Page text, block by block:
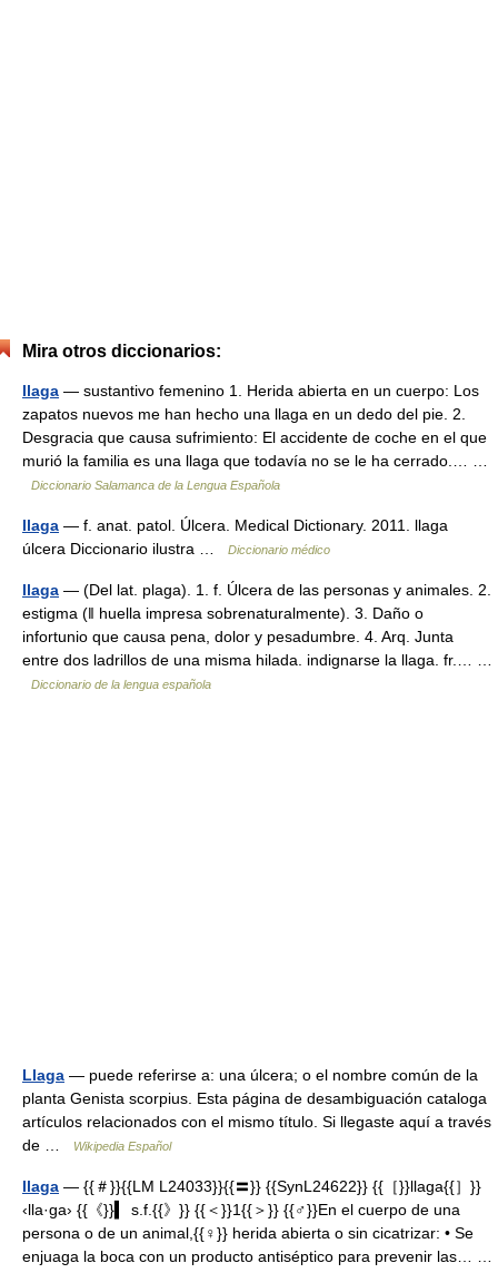
Mira otros diccionarios:
llaga — sustantivo femenino 1. Herida abierta en un cuerpo: Los
zapatos nuevos me han hecho una llaga en un dedo del pie. 2.
Desgracia que causa sufrimiento: El accidente de coche en el que
murió la familia es una llaga que todavía no se le ha cerrado.… …
Diccionario Salamanca de la Lengua Española
llaga — f. anat. patol. Úlcera. Medical Dictionary. 2011. llaga
úlcera Diccionario ilustra …
Diccionario médico
llaga — (Del lat. plaga). 1. f. Úlcera de las personas y animales. 2.
estigma (ǁ huella impresa sobrenaturalmente). 3. Daño o
infortunio que causa pena, dolor y pesadumbre. 4. Arq. Junta
entre dos ladrillos de una misma hilada. indignarse la llaga. fr.… …
Diccionario de la lengua española
Llaga — puede referirse a: una úlcera; o el nombre común de la
planta Genista scorpius. Esta página de desambiguación cataloga
artículos relacionados con el mismo título. Si llegaste aquí a través
de …
Wikipedia Español
llaga — {{＃}}{{LM L24033}}{{〓}} {{SynL24622}} {{［}}llaga{{］}}
‹lla·ga› {{《}}▍ s.f.{{》}} {{＜}}1{{＞}} {{♂}}En el cuerpo de una
persona o de un animal,{{♀}} herida abierta o sin cicatrizar: • Se
enjuaga la boca con un producto antiséptico para prevenir las… …